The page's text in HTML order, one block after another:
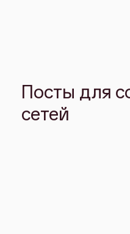
Посты для
сетей